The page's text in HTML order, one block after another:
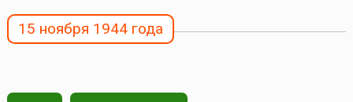
15 ноября 1944 года